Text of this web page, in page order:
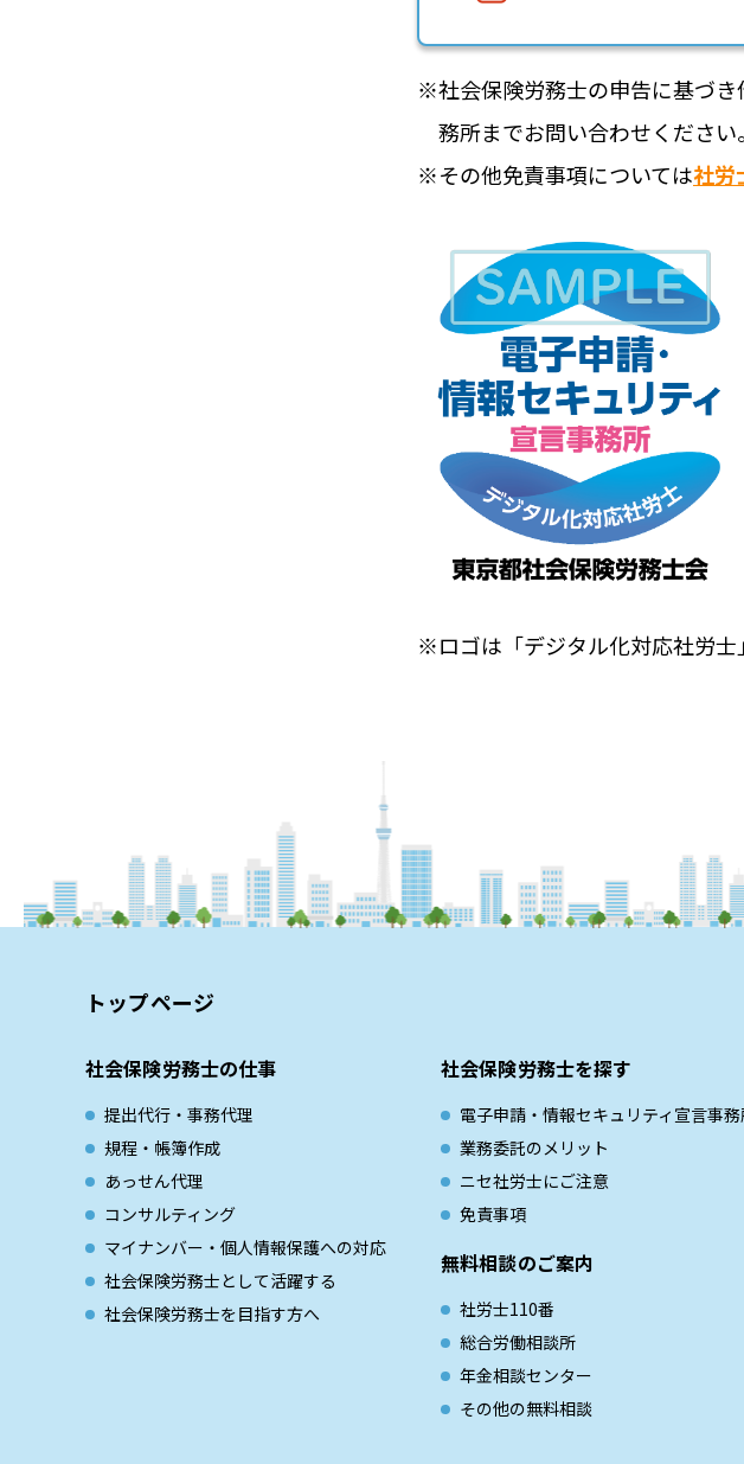
※社会保険労務士の申告に基づき
務所までお問い合わせください。
※その他免責事項については社労
※ロゴは「デジタル化対応社労士
トップページ
社会保険労務士の仕事
提出代行・事務代理
規程・帳簿作成
あっせん代理
コンサルティング
マイナンバー・個人情報保護への対応
社会保険労務士として活躍する
社会保険労務士を目指す方へ
社会保険労務士を探す
電子申請・情報セキュリティ宣言事
業務委託のメリット
ニセ社労士にご注意
免責事項
無料相談のご案内
社労士110番
総合労働相談所
年金相談センター
その他の無料相談